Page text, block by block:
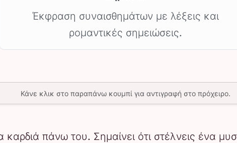
Έκφραση συναισθημάτων με λέξεις και
ρομαντικές σημειώσεις.
Κάνε κλικ στο παραπάνω κουμπί για αντιγραφή στο πρόχειρο.
πάνω του. Σημαίνει ότι στέλνεις ένα